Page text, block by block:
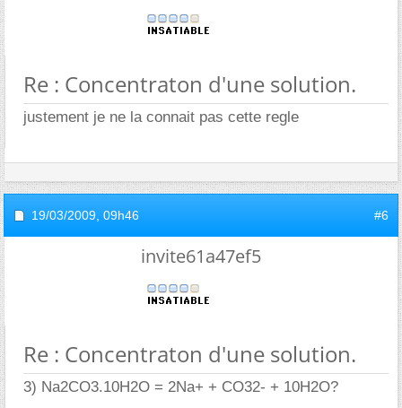
Re : Concentraton d'une solution.
justement je ne la connait pas cette regle
19/03/2009, 09h46 #6
invite61a47ef5
Re : Concentraton d'une solution.
3) Na2CO3.10H2O = 2Na+ + CO32- + 10H2O?